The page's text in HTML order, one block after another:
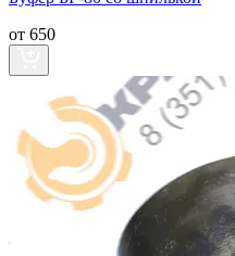
от 650